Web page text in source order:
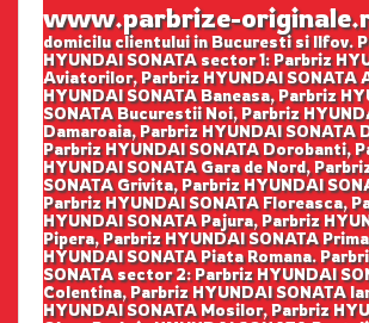
www.parbrize-
domicilu clientului in Bucuresti si Ilfov.
HYUNDAI SONATA sector 1: Parbriz
Aviatorilor, Parbriz HYUNDAI SONATA
HYUNDAI SONATA Baneasa, Parbriz
SONATA Bucurestii Noi, Parbriz
Damaroaia, Parbriz HYUNDAI SONATA
Parbriz HYUNDAI SONATA Dorobanti,
HYUNDAI SONATA Gara de Nord,
SONATA Grivita, Parbriz HYUNDAI
Parbriz HYUNDAI SONATA Floreasca,
HYUNDAI SONATA Pajura, Parbriz
Pipera, Parbriz HYUNDAI SONATA
HYUNDAI SONATA Piata Romana.
SONATA sector 2: Parbriz HYUNDAI
Colentina, Parbriz HYUNDAI SONATA
HYUNDAI SONATA Mosilor, Parbriz